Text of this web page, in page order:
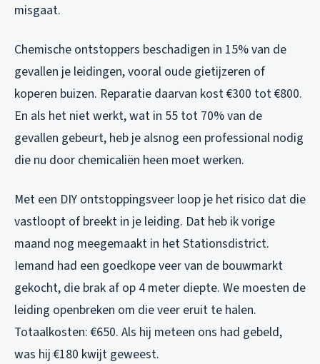
misgaat.
Chemische ontstoppers beschadigen in 15% van de
gevallen je leidingen, vooral oude gietijzeren of
koperen buizen. Reparatie daarvan kost €300 tot €800.
En als het niet werkt, wat in 55 tot 70% van de
gevallen gebeurt, heb je alsnog een professional nodig
die nu door chemicaliën heen moet werken.
Met een DIY ontstoppingsveer loop je het risico dat die
vastloopt of breekt in je leiding. Dat heb ik vorige
maand nog meegemaakt in het Stationsdistrict.
Iemand had een goedkope veer van de bouwmarkt
gekocht, die brak af op 4 meter diepte. We moesten de
leiding openbreken om die veer eruit te halen.
Totaalkosten: €650. Als hij meteen ons had gebeld,
was hij €180 kwijt geweest.